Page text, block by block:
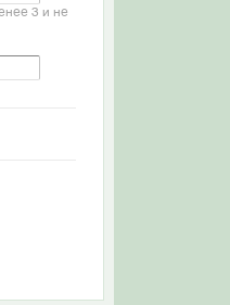
3 и не